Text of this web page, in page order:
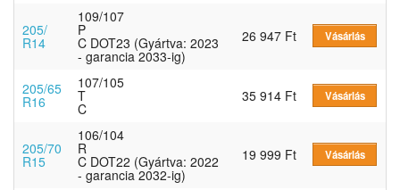
205/
R14
109/107
P
C DOT23 (Gyártva: 2023
- garancia 2033-ig)
26 947 Ft Vásárlás
205/65
R16
107/105
T
C
35 914 Ft Vásárlás
205/70
R15
106/104
R
C DOT22 (Gyártva: 2022
- garancia 2032-ig)
19 999 Ft Vásárlás